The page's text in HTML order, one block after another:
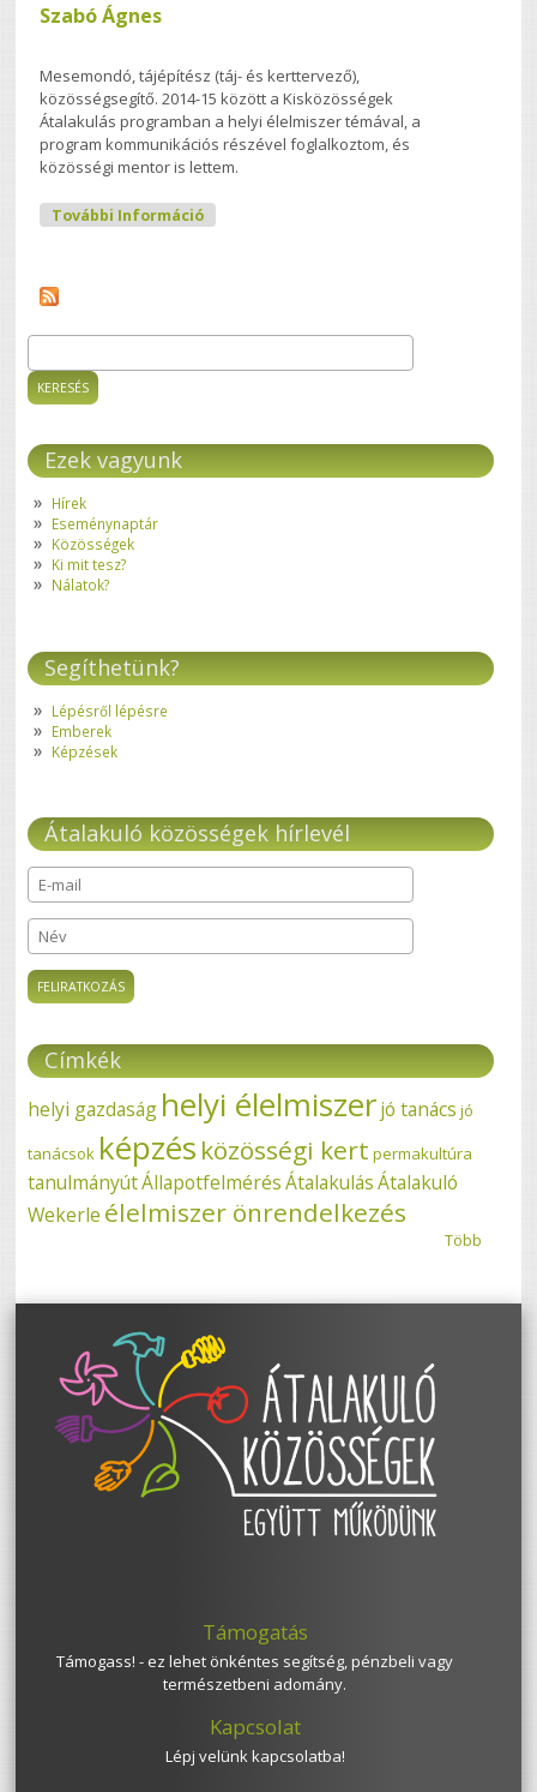
Szabó Ágnes
Mesemondó, tájépítész (táj- és kerttervező),
közösségsegítő. 2014-15 között a Kisközösségek
Átalakulás programban a helyi élelmiszer témával, a
program kommunikációs részével foglalkoztom, és
közösségi mentor is lettem.
További Információ
Keresés űrlap
Ezek vagyunk
Hírek
Eseménynaptár
Közösségek
Ki mit tesz?
Nálatok?
Segíthetünk?
Lépésről lépésre
Emberek
Képzések
Átalakuló közösségek hírlevél
E-mail*
Név
Címkék
helyi gazdaság helyi élelmiszerjó tanács jó
tanácsok képzés közösségi kert permakultúra
tanulmányútÁllapotfelmérés Átalakulás Átalakuló
Wekerle élelmiszer önrendelkezés
Több
Támogatás
Támogass! - ez lehet önkéntes segítség, pénzbeli vagy
természetbeni adomány.
Kapcsolat
Lépj velünk kapcsolatba!